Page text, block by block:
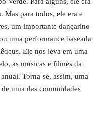
Mas para todos, ele era e
um importante dançarino
uma performance baseada
Ele nos leva em uma
as músicas e filmes da
Torna-se, assim, uma
uma das comunidades